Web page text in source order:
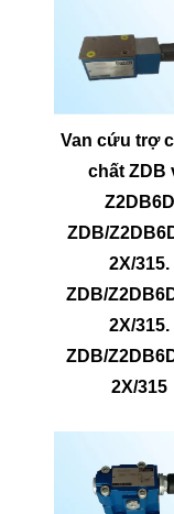
Van cứu trợ
chất ZDB
Z2DB6D
ZDB/
2X/315.
ZDB/
2X/315.
ZDB/
2X/315